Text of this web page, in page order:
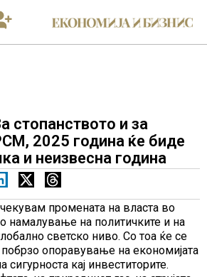
стопанството и за
2025 година ќе биде
и неизвесна година
промената на власта во
намалување на политичките и на
светско ниво. Со тоа ќе се
опоравување на економијата
кај инвеститорите.